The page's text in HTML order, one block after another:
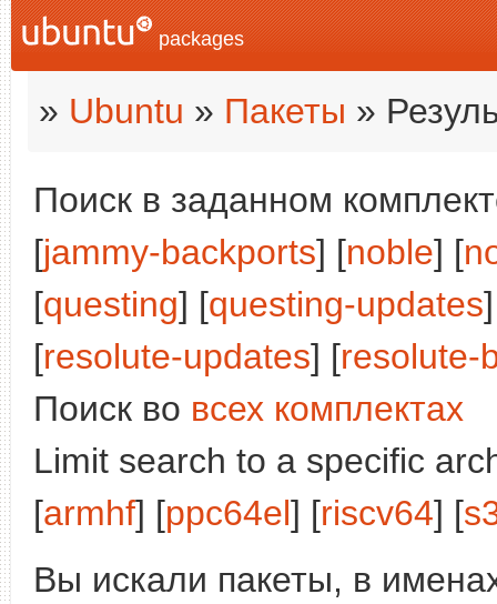
packages
» Ubuntu » Пакеты »
Поиск в заданном
[jammy-backports] [noble] [
[questing] [questing-updates
[resolute-updates] [resolute-
Поиск во всех комплектах
Limit search to a specific
[armhf] [ppc64el] [riscv64] [
Вы искали пакеты, в